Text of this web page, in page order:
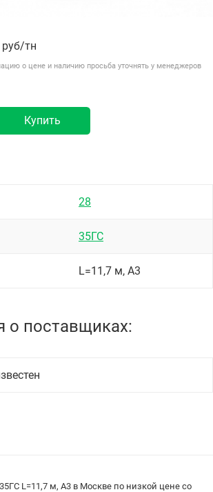
руб/тн
о цене и наличию просьба уточнять у менеджеров
Купить
28
35ГС
L=11,7 м, А3
о поставщиках:
L=11,7 м, А3 в Москве по низкой цене со